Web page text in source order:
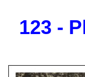
123 -